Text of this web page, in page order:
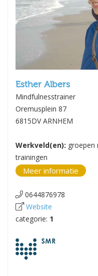
Esther Albers
Mindfulnesstrainer
Oremusplein 87
6815DV ARNHEM
Werkveld(en): groepen
trainingen
Meer informatie
0644876978
Website
categorie: 1